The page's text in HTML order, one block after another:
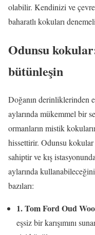
olabilir. Kendinizi ve
baharatlı kokuları
Odunsu
bütünleşin
Doğanın derinliklerinden
aylarında mükemmel bir
ormanların mistik
hissettirir. Odunsu
sahiptir ve kış
aylarında
bazıları:
1. Tom Ford Oud
eşsiz bir karışımını